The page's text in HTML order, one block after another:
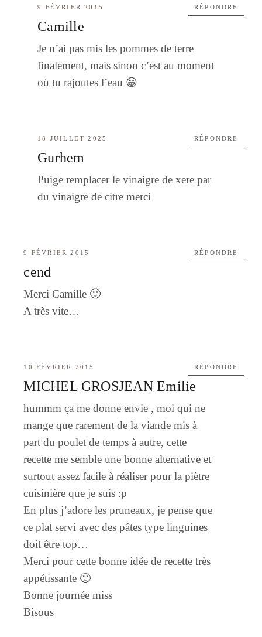
9 FÉVRIER 2015
Camille
Je n’ai pas mis les pommes de terre
finalement, mais sinon c’est au moment
où tu rajoutes l’eau 😀
RÉPONDRE
18 JUILLET 2025
Gurhem
Puige remplacer le vinaigre de xere par
du vinaigre de citre merci
RÉPONDRE
9 FÉVRIER 2015
cend
Merci Camille 🙂
A très vite…
RÉPONDRE
10 FÉVRIER 2015
MICHEL GROSJEAN Emilie
hummm ça me donne envie , moi qui ne
mange que rarement de la viande mis à
part du poulet de temps à autre, cette
recette me semble une bonne alternative et
surtout assez facile à réaliser pour la piètre
cuisinière que je suis :p
En plus j’adore les pruneaux, je pense que
ce plat servi avec des pâtes type linguines
doit être top…
Merci pour cette bonne idée de recette très
appétissante 🙂
Bonne journée miss
Bisous
RÉPONDRE